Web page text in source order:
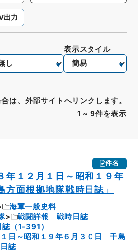
出力
1 ~ 9件を表示
表示スタイル
は、外部サイトへリンクします。
件名
１２月１日～昭和１９年
面根拠地隊戦時日誌」
海軍一般史料
戦闘詳報 戦時日誌
（1-391）
日～昭和１９年６月３０日 千島
誌